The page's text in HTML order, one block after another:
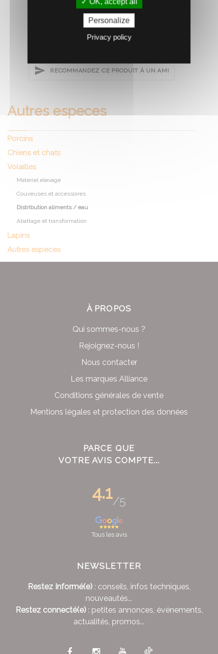
RECOMMANDEZ CE PRODUIT À UN AMI
Autres especes
Porcins
Chiens et chats
Volailles
Materiel elevage
Couveuses et accessoires
Distribution aliments / eau
Abattage et transformation
Lapins
Autres especes
À PROPOS
Qui sommes-nous ?
Rejoignez-nous !
Nous contacter
Les marques Alliance
Conditions générales de vente
Mentions légales et protection des données
PARCE QUE
VOTRE AVIS COMPTE...
4.1/5
Tous les avis
NEWSLETTER
Restez Informé(e): conseils, infos techniques,
nouveautés...
Restez connecté(e): petites annonces, événements,
actualités, promos...
Personalize
Privacy policy